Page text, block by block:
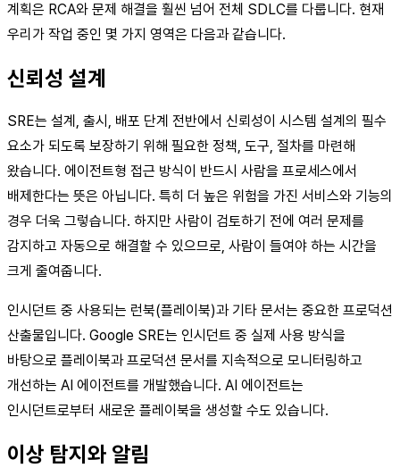
계획은 RCA와 문제 해결을 훨씬 넘어 전체 SDLC를 다룹니다. 현재
우리가 작업 중인 몇 가지 영역은 다음과 같습니다.
신뢰성 설계
SRE는 설계, 출시, 배포 단계 전반에서 신뢰성이 시스템 설계의 필수
요소가 되도록 보장하기 위해 필요한 정책, 도구, 절차를 마련해
왔습니다. 에이전트형 접근 방식이 반드시 사람을 프로세스에서
배제한다는 뜻은 아닙니다. 특히 더 높은 위험을 가진 서비스와 기능의
경우 더욱 그렇습니다. 하지만 사람이 검토하기 전에 여러 문제를
감지하고 자동으로 해결할 수 있으므로, 사람이 들여야 하는 시간을
크게 줄여줍니다.
인시던트 중 사용되는 런북(플레이북)과 기타 문서는 중요한 프로덕션
산출물입니다. Google SRE는 인시던트 중 실제 사용 방식을
바탕으로 플레이북과 프로덕션 문서를 지속적으로 모니터링하고
개선하는 AI 에이전트를 개발했습니다. AI 에이전트는
인시던트로부터 새로운 플레이북을 생성할 수도 있습니다.
이상 탐지와 알림